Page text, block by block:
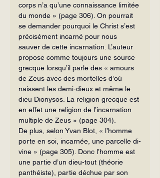
corps n’a qu’une connaissance limitée
du monde » (page 306). On pourrait
se demander pourquoi le Christ s’est
précisément in­carné pour nous
sauver de cette incarna­tion. L’auteur
propose comme toujours une source
grecque lorsqu’il parle des « amours
de Zeus avec des mortelles d’où
naissent les demi-dieux et même le
dieu Dionysos. La religion grecque est
en effet une religion de l’incarnation
multiple de Zeus » (page 304).
De plus, selon Yvan Blot, « l’homme
porte en soi, incarnée, une parcelle di­
vine » (page 305). Donc l’homme est
une partie d’un dieu-tout (théorie
panthéiste), partie déchue par son